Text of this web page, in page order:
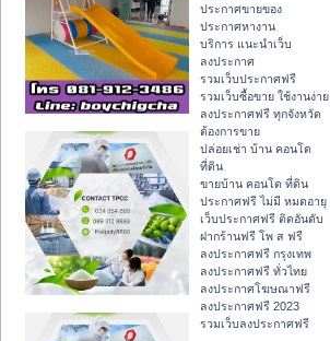
ประกาศขายของ
ประกาศหางาน
บริการ แนะนำเว็บ
ลงประกาศ
รวมเว็บประกาศฟรี
รวมเว็บซื้อขาย ใช้งานง่าย
ลงประกาศฟรี ทุกจังหวัด
ต้องการขาย
ปล่อยเช่า บ้าน คอนโด
ที่ดิน
ขายบ้าน คอนโด ที่ดิน
ประกาศฟรี ไม่มี หมดอายุ
เว็บประกาศฟรี ติดอันดับ
ฝากร้านฟรี โพ ส ฟรี
ลงประกาศฟรี กรุงเทพ
ลงประกาศฟรี ทั่วไทย
ลงประกาศโฆษณาฟรี
ลงประกาศฟรี 2023
รวมเว็บลงประกาศฟรี